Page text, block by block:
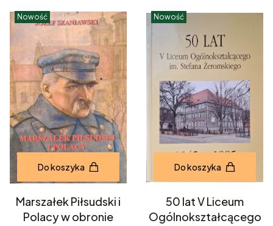
Nowość
Do koszyka
Marszałek Piłsudski i
Polacy w obronie
Nowość
Do koszyka
50 lat V Liceum
Ogólnokształcącego